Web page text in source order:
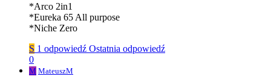
*Arco 2in1
*Eureka 65 All purpose
*Niche Zero
S 1 odpowiedź Ostatnia odpowiedź
0
M MateuszM